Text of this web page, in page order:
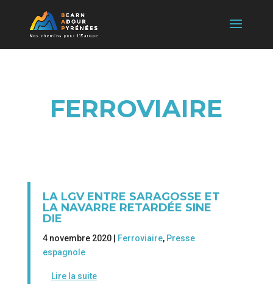
FERROVIAIRE
LA LGV ENTRE SARAGOSSE ET
LA NAVARRE RETARDÉE SINE
DIE
4 novembre 2020 | Ferroviaire, Presse
espagnole
Lire la suite